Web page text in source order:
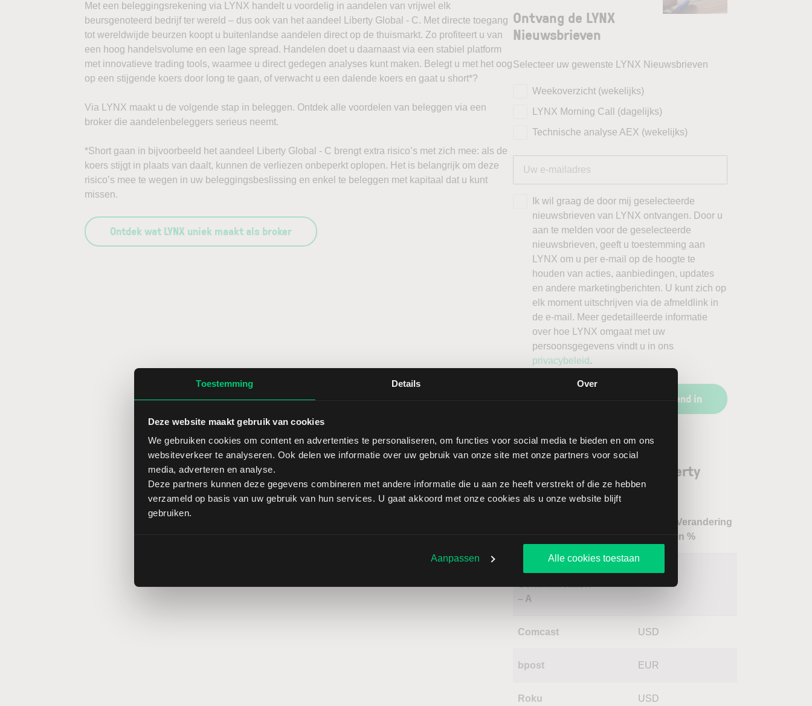
Toestemming Details Over
Deze website maakt gebruik van cookies
We gebruiken cookies om content en advertenties te personaliseren, om functies voor social media te bieden en om ons
websiteverkeer te analyseren. Ook delen we informatie over uw gebruik van onze site met onze partners voor social
media, adverteren en analyse.
Deze partners kunnen deze gegevens combineren met andere informatie die u aan ze heeft verstrekt of die ze hebben
verzameld op basis van uw gebruik van hun services. U gaat akkoord met onze cookies als u onze website blijft
gebruiken.
Aanpassen Alle cookies toestaan
Met een beleggingsrekening via LYNX handelt u voordelig in aandelen van vrijwel elk
beursgenoteerd bedrijf ter wereld – dus ook van het aandeel Liberty Global - C. Met directe toegang
tot wereldwijde beurzen koopt u buitenlandse aandelen direct op de thuismarkt. Zo profiteert u van
een hoog handelsvolume en een lage spread. Handelen doet u daarnaast via een stabiel platform
met innovatieve trading tools, waarmee u direct gedegen analyses kunt maken. Belegt u met het oog
op een stijgende koers door long te gaan, of verwacht u een dalende koers en gaat u short*?
Via LYNX maakt u de volgende stap in beleggen. Ontdek alle voordelen van beleggen via een
broker die aandelenbeleggers serieus neemt.
*Short gaan in bijvoorbeeld het aandeel Liberty Global - C brengt extra risico’s met zich mee: als de
koers stijgt in plaats van daalt, kunnen de verliezen onbeperkt oplopen. Het is belangrijk om deze
risico’s mee te wegen in uw beleggingsbeslissing en enkel te beleggen met kapitaal dat u kunt
missen.
Ontdek wat LYNX uniek maakt als broker
Ontvang de LYNX
Nieuwsbrieven
Selecteer uw gewenste LYNX Nieuwsbrieven
Weekoverzicht (wekelijks)
LYNX Morning Call (dagelijks)
Technische analyse AEX (wekelijks)
Ik wil graag de door mij geselecteerde
nieuwsbrieven van LYNX ontvangen. Door u
aan te melden voor de geselecteerde
nieuwsbrieven, geeft u toestemming aan
LYNX om u per e-mail op de hoogte te
houden van acties, aanbiedingen, updates
en andere marketingberichten. U kunt zich op
elk moment uitschrijven via de afmeldlink in
de e-mail. Meer gedetailleerde informatie
over hoe LYNX omgaat met uw
persoonsgegevens vindt u in ons
privacybeleid .
Schrijf u vrijblijvend in
Sectorgenoten aandeel Liberty
Global - C
Verandering
in %
– A
Comcast USD
bpost EUR
Roku USD